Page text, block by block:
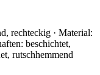
rechteckig · Material:
beschichtet,
rutschhemmend